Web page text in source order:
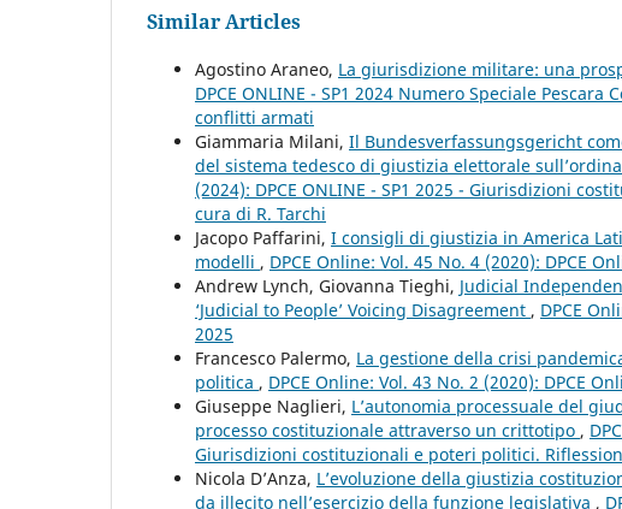
Similar Articles
Agostino Araneo, La giurisdizione militare: una
DPCE ONLINE - SP1 2024 Numero Speciale
conflitti armati
Giammaria Milani, Il Bundesverfassungsgericht
del sistema tedesco di giustizia elettorale
(2024): DPCE ONLINE - SP1 2025 - Giurisdizioni
cura di R. Tarchi
Jacopo Paffarini, I consigli di giustizia in America
modelli , DPCE Online: Vol. 45 No. 4 (2020): DPCE
Andrew Lynch, Giovanna Tieghi, Judicial
‘Judicial to People’ Voicing Disagreement , DPCE
2025
Francesco Palermo, La gestione della crisi
politica , DPCE Online: Vol. 43 No. 2 (2020): DPCE
Giuseppe Naglieri, L’autonomia processuale del
processo costituzionale attraverso un crittotipo ,
Giurisdizioni costituzionali e poteri politici.
Nicola D’Anza, L’evoluzione della giustizia
da illecito nell’esercizio della funzione legislativa ,